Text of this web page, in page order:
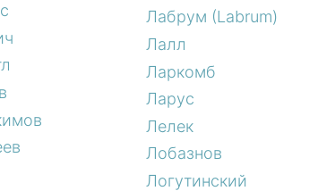
Лабрум (Labrum)
Лалл
Ларкомб
Ларус
Лелек
Лобазнов
Логутинский